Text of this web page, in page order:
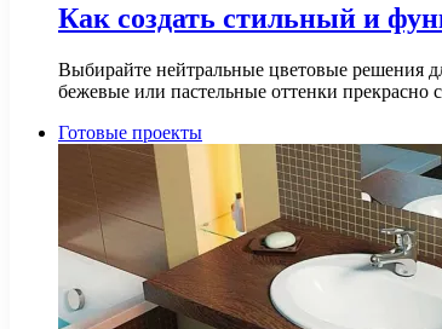
Как создать стильный и
Выбирайте нейтральные цветовые решения
бежевые или пастельные оттенки прекрасно
Готовые проекты